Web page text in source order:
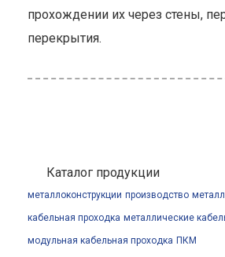
прохождении их через стены,
перекрытия.
Каталог продукции
металлоконструкции производство
кабельная проходка металлические
модульная кабельная проходка ПКМ